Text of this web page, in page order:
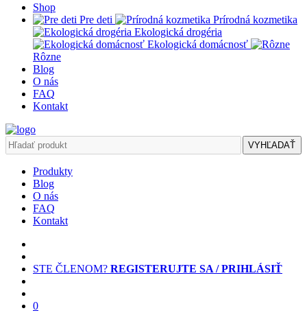
Shop
Pre deti
Prírodná kozmetika
Ekologická drogéria
Ekologická domácnosť
Rôzne
Blog
O nás
FAQ
Kontakt
VYHĽADAŤ
Produkty
Blog
O nás
FAQ
Kontakt
STE ČLENOM? REGISTERUJTE SA / PRIHLÁSIŤ
0